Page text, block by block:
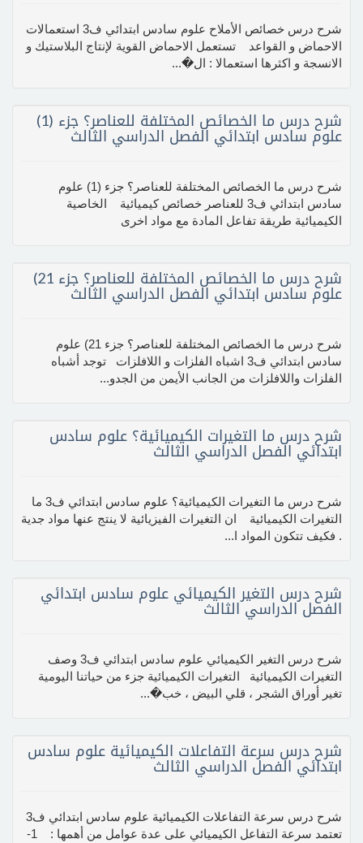
شرح درس خصائص الأملاح علوم سادس ابتدائي ف3 استعمالات
الاحماض و القواعد تستعمل الاحماض القوية لإنتاج البلاستيك و
الانسجة و اكثرها استعمالا : ال�...
شرح درس ما الخصائص المختلفة للعناصر؟ جزء (1)
علوم سادس ابتدائي الفصل الدراسي الثالث
شرح درس ما الخصائص المختلفة للعناصر؟ جزء (1) علوم
سادس ابتدائي ف3 للعناصر خصائص كيميائية الخاصية
الكيميائية طريقة تفاعل المادة مع مواد اخرى
شرح درس ما الخصائص المختلفة للعناصر؟ جزء 21)
علوم سادس ابتدائي الفصل الدراسي الثالث
شرح درس ما الخصائص المختلفة للعناصر؟ جزء 21) علوم
سادس ابتدائي ف3 اشباه الفلزات و اللافلزات توجد أشباه
الفلزات واللافلزات من الجانب الأيمن من الجدو...
شرح درس ما التغيرات الكيميائية؟ علوم سادس
ابتدائي الفصل الدراسي الثالث
شرح درس ما التغيرات الكيميائية؟ علوم سادس ابتدائي ف3 ما
التغيرات الكيميائية ان التغيرات الفيزيائية لا ينتج عنها مواد جدية
. فكيف تتكون المواد ا...
شرح درس التغير الكيميائي علوم سادس ابتدائي
الفصل الدراسي الثالث
شرح درس التغير الكيميائي علوم سادس ابتدائي ف3 وصف
التغيرات الكيميائية التغيرات الكيميائية جزء من حياتنا اليومية
تغير أوراق الشجر ، قلي البيض ، خب�...
شرح درس سرعة التفاعلات الكيميائية علوم سادس
ابتدائي الفصل الدراسي الثالث
شرح درس سرعة التفاعلات الكيميائية علوم سادس ابتدائي ف3
تعتمد سرعة التفاعل الكيميائي على عدة عوامل من أهمها : 1-